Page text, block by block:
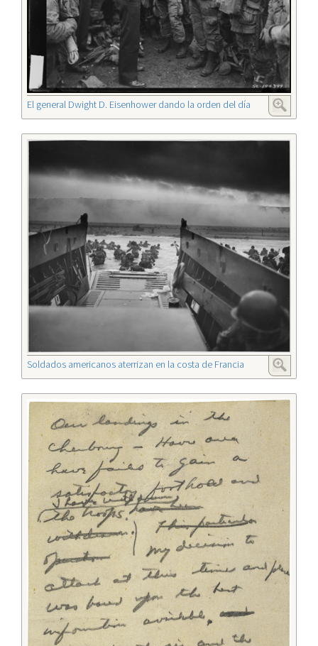
El general Dwight D. Eisenhower dando la orden del día
Soldados americanos aterrizan en la costa de Francia